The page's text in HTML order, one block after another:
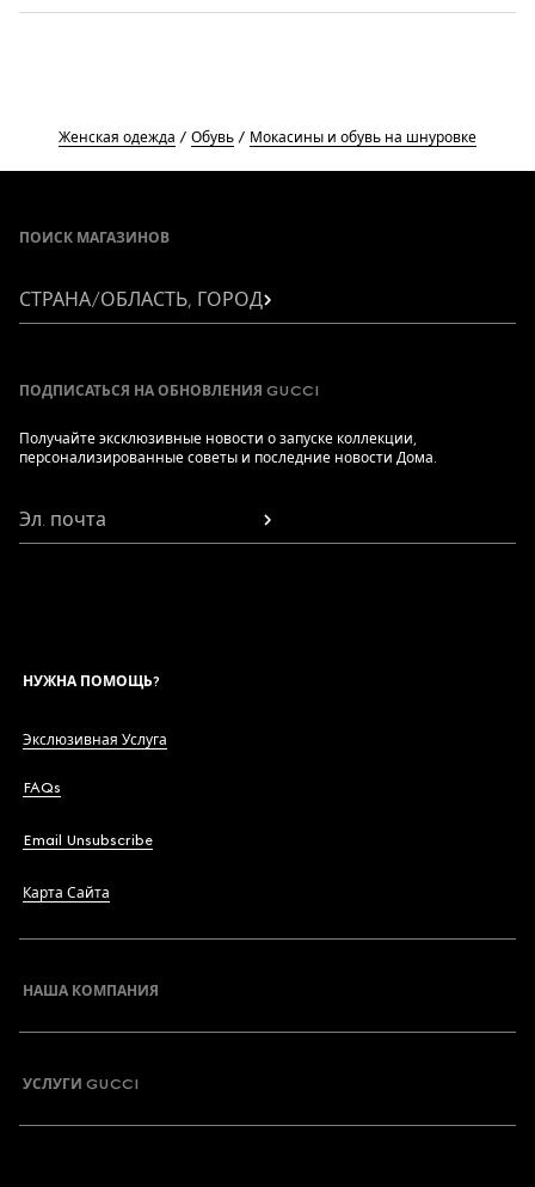
Женская одежда Обувь Мокасины и обувь на шнуровке
ПОИСК МАГАЗИНОВ
СТРАНА/ОБЛАСТЬ, ГОРОД
ПОДПИСАТЬСЯ НА ОБНОВЛЕНИЯ GUCCI
Получайте эксклюзивные новости о запуске коллекции,
персонализированные советы и последние новости Дома.
Эл. почта
НУЖНА ПОМОЩЬ?
Экслюзивная Услуга
FAQs
Email Unsubscribe
Карта Сайта
НАША КОМПАНИЯ
УСЛУГИ GUCCI